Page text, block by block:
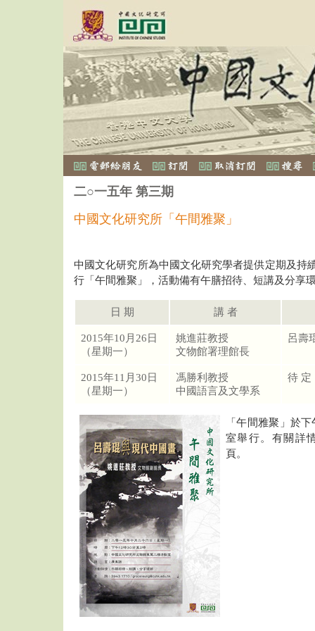
二○一五年 第三期
中國文化研究所「午間雅聚」
中國文化研究所為中國文化研究學者提供定期及持
行「午間雅聚」，活動備有午膳招待、短講及分享
日 期 講 者
2015年10月26日
（星期一）
姚進莊教授
文物館署理館長
呂壽
2015年11月30日
（星期一）
馮勝利教授
中國語言及文學系
待 定
「午間雅聚」於
室舉行。有關詳
頁。